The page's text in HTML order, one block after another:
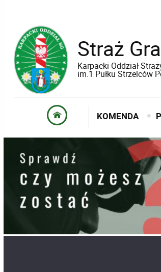
Straż
Karpacki Oddział
im.1 Pułku Strzelców
KOMENDA